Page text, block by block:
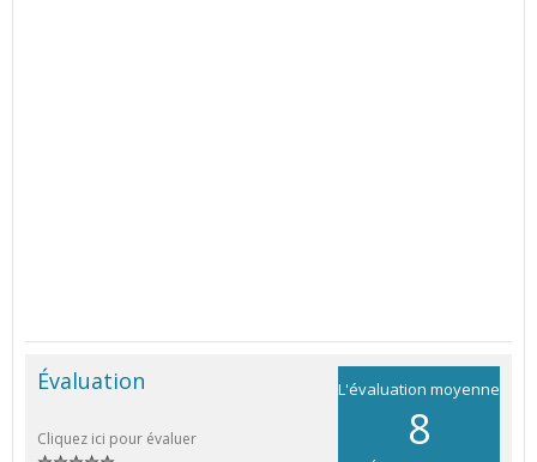
L'évaluation moyenne
8
Évaluation
Cliquez ici pour évaluer